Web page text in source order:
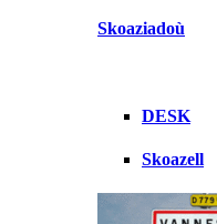
Skoaziadoù
DESK
Skoazell